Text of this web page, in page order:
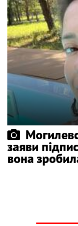
заяви
вона